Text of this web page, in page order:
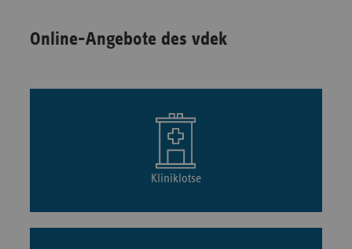
Online-Angebote des vdek
Kliniklotse